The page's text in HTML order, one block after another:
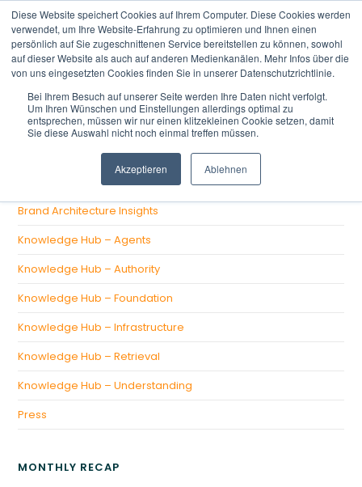
Diese Website speichert Cookies auf Ihrem Computer. Diese Cookies werden
verwendet, um Ihre Website-Erfahrung zu optimieren und Ihnen einen
persönlich auf Sie zugeschnittenen Service bereitstellen zu können, sowohl
auf dieser Website als auch auf anderen Medienkanälen. Mehr Infos über die
von uns eingesetzten Cookies finden Sie in unserer Datenschutzrichtlinie.
Bei Ihrem Besuch auf unserer Seite werden Ihre Daten nicht verfolgt.
Um Ihren Wünschen und Einstellungen allerdings optimal zu
entsprechen, müssen wir nur einen klitzekleinen Cookie setzen, damit
Sie diese Auswahl nicht noch einmal treffen müssen.
Akzeptieren Ablehnen
There aren't any posts currently published under this tag.
Brand Architecture Insights
Knowledge Hub – Agents
Knowledge Hub – Authority
Knowledge Hub – Foundation
Knowledge Hub – Infrastructure
Knowledge Hub – Retrieval
Knowledge Hub – Understanding
Press
MONTHLY RECAP